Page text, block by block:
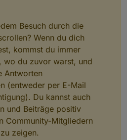
Besuch durch die
Wenn du dich
kommst du immer
wo du zuvor warst, und
Antworten
(entweder per E-Mail
Du kannst auch
und Beiträge positiv
Community-Mitgliedern
zeigen.